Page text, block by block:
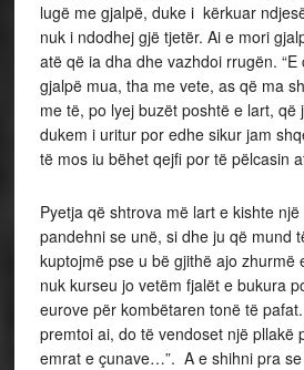
lugë me gjalpë, duke i kërkuar
nuk i ndodhej gjë tjetër. Ai e mori
atë që ia dha dhe vazhdoi rrugën. “E
gjalpë mua, tha me vete, as që ma
me të, po lyej buzët poshtë e lart, që
dukem i uritur por edhe sikur jam
të mos iu bëhet qejfi por të pëlcasin
Pyetja që shtrova më lart e kishte
pandehni se unë, si dhe ju që mund
kuptojmë pse u bë gjithë ajo zhurmë
nuk kurseu jo vetëm fjalët e bukura
eurove për kombëtaren tonë të
premtoi ai, do të vendoset një pllakë
emrat e çunave…”. A e shihni pra